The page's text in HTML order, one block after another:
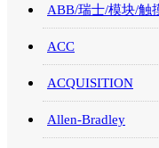
ABB/瑞士/模块/触
ACC
ACQUISITION
Allen-Bradley